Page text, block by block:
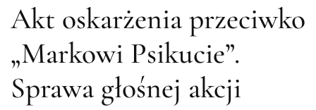
Akt oskarżenia przeciwko
„Markowi Psikucie”.
Sprawa głośnej akcji